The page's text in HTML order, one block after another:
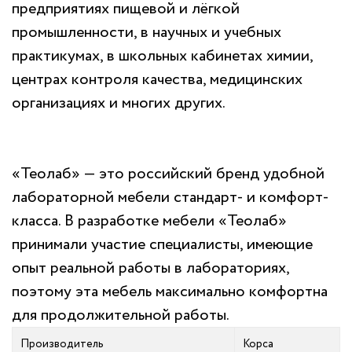
предприятиях пищевой и лёгкой
промышленности, в научных и учебных
практикумах, в школьных кабинетах химии,
центрах контроля качества, медицинских
организациях и многих других.
«Теолаб» — это российский бренд удобной
лабораторной мебели стандарт- и комфорт-
класса. В разработке мебели «Теолаб»
принимали участие специалисты, имеющие
опыт реальной работы в лабораториях,
поэтому эта мебель максимально комфортна
для продолжительной работы.
Производитель Корса